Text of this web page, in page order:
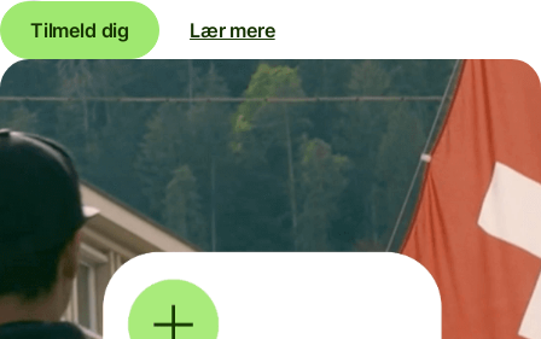
Tilmeld dig Lær mere